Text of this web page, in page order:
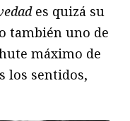
es quizá su
también uno de
máximo de
los sentidos,